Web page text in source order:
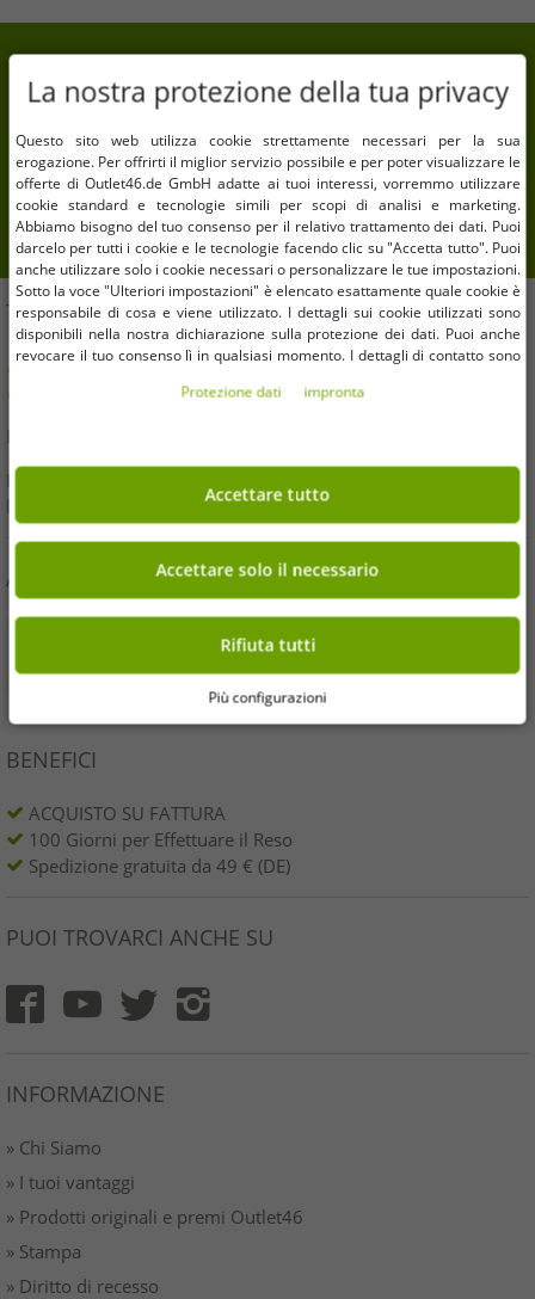
7% di sconto extra sul tuo acquisto
Iscriviti alla nostra newsletter e ottieni il tuo 7% di
sconto extra
Il tuo indirizzo email qui
iscrizione
TI AIUTIAMO!
Hai domande o hai bisogno di aiuto? Saremo felici di
consigliarti!
E-Mail:
La tua richiesta riceverà generalmente risposta entro 24 ore dal
lunedì al venerdì
ACQUISTA IN SICUREZZA
BENEFICI
ACQUISTO SU FATTURA
100 Giorni per Effettuare il Reso
Spedizione gratuita da 49 € (DE)
PUOI TROVARCI ANCHE SU
INFORMAZIONE
» Chi Siamo
» I tuoi vantaggi
» Prodotti originali e premi Outlet46
» Stampa
» Diritto di recesso
La nostra protezione della tua privacy
Questo sito web utilizza cookie strettamente necessari per la sua
erogazione. Per offrirti il ​​miglior servizio possibile e per poter visualizzare le
offerte di Outlet46.de GmbH adatte ai tuoi interessi, vorremmo utilizzare
cookie standard e tecnologie simili per scopi di analisi e marketing.
Abbiamo bisogno del tuo consenso per il relativo trattamento dei dati. Puoi
darcelo per tutti i cookie e le tecnologie facendo clic su "Accetta tutto". Puoi
anche utilizzare solo i cookie necessari o personalizzare le tue impostazioni.
Sotto la voce "Ulteriori impostazioni" è elencato esattamente quale cookie è
responsabile di cosa e viene utilizzato. I dettagli sui cookie utilizzati sono
disponibili nella nostra dichiarazione sulla protezione dei dati. Puoi anche
revocare il tuo consenso lì in qualsiasi momento. I dettagli di contatto sono
Protezione dati impronta
Accettare tutto
Accettare solo il necessario
Rifiuta tutti
Più configurazioni